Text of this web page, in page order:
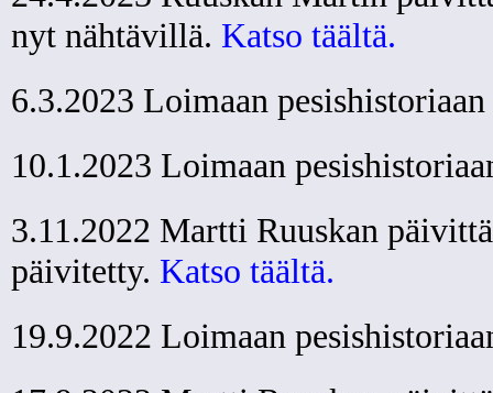
nyt nähtävillä. Katso täältä.
6.3.2023 Loimaan
10.1.2023 Loimaan
3.11.2022 Martti Ruuskan
päivitetty. Katso täältä.
19.9.2022 Loimaan